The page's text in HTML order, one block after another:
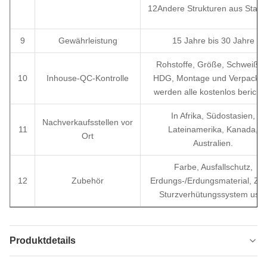
12Andere Strukturen aus Stahl
9 Gewährleistung 15 Jahre bis 30 Jahre
10 Inhouse-QC-Kontrolle
Rohstoffe, Größe,
HDG, Montage und
werden alle kostenlos
11
Nachverkaufsstellen vor
Ort
In Afrika, Südostasien,
Lateinamerika, Kanada,
Australien.
12 Zubehör
Farbe, Ausfallschutz,
Erdungs-/Erdungsmaterial,
Sturzverhütungssystem usw.
Produktdetails